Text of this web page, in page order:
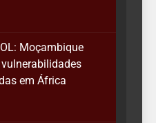
Moçambique
vulnerabilidades
em África